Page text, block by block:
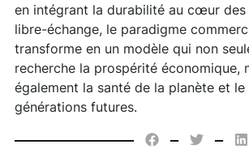
en intégrant la durabilité au cœur
libre-échange, le paradigme
transforme en un modèle qui non
recherche la prospérité économique,
également la santé de la planète et
générations futures.